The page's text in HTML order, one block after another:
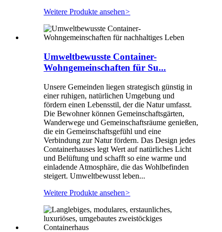
Weitere Produkte ansehen>
Umweltbewusste Container-
Wohngemeinschaften für Su...
Unsere Gemeinden liegen strategisch günstig in
einer ruhigen, natürlichen Umgebung und
fördern einen Lebensstil, der die Natur umfasst.
Die Bewohner können Gemeinschaftsgärten,
Wanderwege und Gemeinschaftsräume genießen,
die ein Gemeinschaftsgefühl und eine
Verbindung zur Natur fördern. Das Design jedes
Containerhauses legt Wert auf natürliches Licht
und Belüftung und schafft so eine warme und
einladende Atmosphäre, die das Wohlbefinden
steigert. Umweltbewusst leben...
Weitere Produkte ansehen>